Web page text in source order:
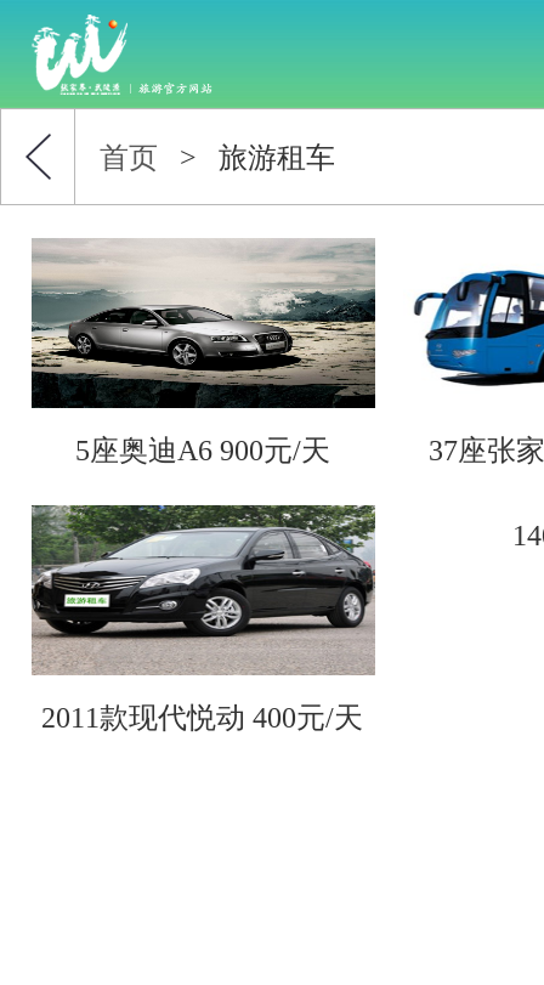
首页 > 旅游租车
5座奥迪A6 900元/天 37座张
2011款现代悦动 400元/天